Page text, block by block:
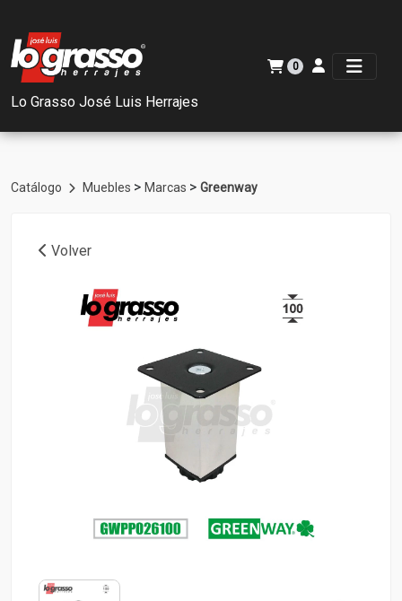
Lo Grasso José Luis Herrajes
0
Catálogo Muebles > Marcas > Greenway
Volver